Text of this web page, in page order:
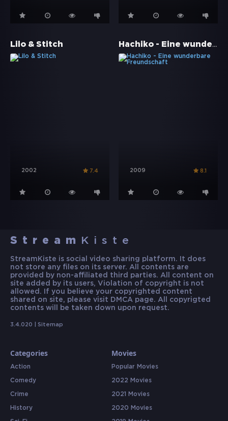
Lilo & Stitch
2002 7.4
Hachiko - Eine wunderbare Freundschaft
2009 8.1
Stream Kiste
StreamKiste is social video sharing platform. It does
not store any files on its server. All contents are
provided by non-affiliated third parties. All content on
site added by its users, Violation of copyright is not
allowed. If you believe your copyrighted content
shared on site, please visit DMCA page. All copyrigted
contents will be taken down upon request.
3.4.020 | Sitemap
Categories
Action
Comedy
Crime
History
Movies
Popular Movies
2022 Movies
2021 Movies
2020 Movies